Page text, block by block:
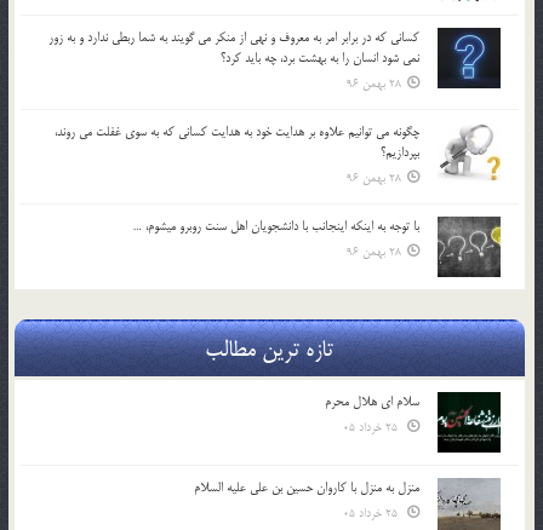
كساني كه در برابر امر به معروف و نهي از منكر مي گويند به شما ربطي ندارد و به زور
نمي شود انسان را به بهشت برد، چه بايد كرد؟
28 بهمن 96
چگونه مي توانيم علاوه بر هدايت خود به هدايت كساني كه به سوي غفلت مي روند،
بپردازيم؟
28 بهمن 96
با توجه به اينكه اينجانب با دانشجويان اهل سنت روبرو مي‎شوم، …
28 بهمن 96
تازه ترین مطالب
سلام ای هلال محرم
منزل به منزل با کاروان حسین بن علی علیه السلام